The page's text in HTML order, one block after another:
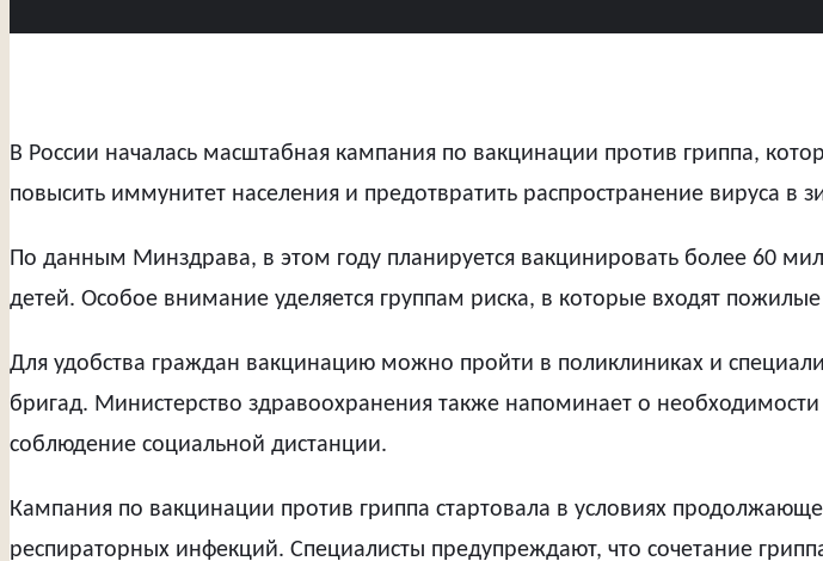
В России началась масштабная кампания по вакцинации против гриппа,
повысить иммунитет населения и предотвратить распространение вируса в
По данным Минздрава, в этом году планируется вакцинировать более 60
детей. Особое внимание уделяется группам риска, в которые входят
Для удобства граждан вакцинацию можно пройти в поликлиниках и
бригад. Министерство здравоохранения также напоминает о
соблюдение социальной дистанции.
Кампания по вакцинации против гриппа стартовала в условиях
респираторных инфекций. Специалисты предупреждают, что сочетание